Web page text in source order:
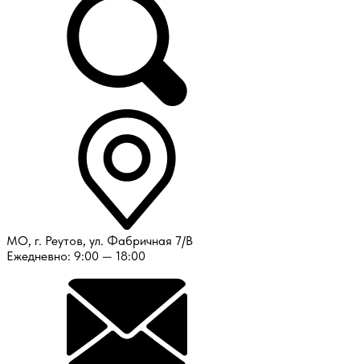
МО, г. Реутов, ул. Фабричная 7/В
Ежедневно: 9:00 — 18:00